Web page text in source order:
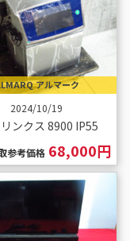
アルマーク
2024/10/19
ンクス 8900 IP55
参考価格68,000円